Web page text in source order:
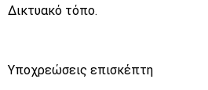
Δικτυακό τόπο.
Υποχρεώσεις επισκέπτη